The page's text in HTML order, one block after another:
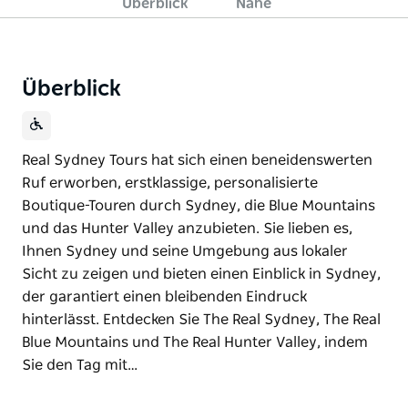
Überblick Nahe
Überblick
Real Sydney Tours hat sich einen beneidenswerten
Ruf erworben, erstklassige, personalisierte
Boutique-Touren durch Sydney, die Blue Mountains
und das Hunter Valley anzubieten. Sie lieben es,
Ihnen Sydney und seine Umgebung aus lokaler
Sicht zu zeigen und bieten einen Einblick in Sydney,
der garantiert einen bleibenden Eindruck
hinterlässt. Entdecken Sie The Real Sydney, The Real
Blue Mountains und The Real Hunter Valley, indem
Sie den Tag mit…